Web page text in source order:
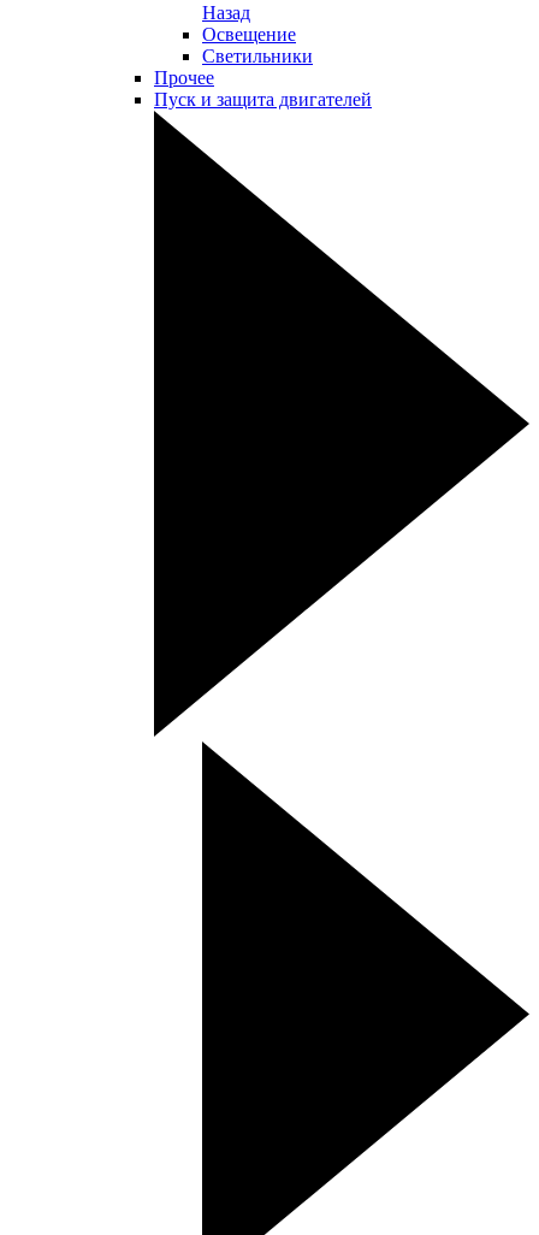
Назад
Освещение
Светильники
Прочее
Пуск и защита двигателей